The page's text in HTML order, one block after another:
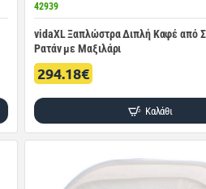
42939
vidaXL Ξαπλώστρα Διπλή Καφέ από
Ρατάν με Μαξιλάρι
294.18€
Καλάθι